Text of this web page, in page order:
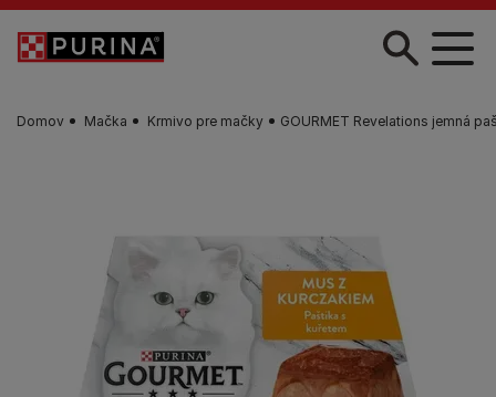
Skočiť na hlavný obsah
Domov Mačka Krmivo pre mačky GOURMET Revelations jemná